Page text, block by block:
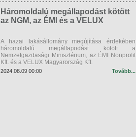
Háromoldalú megállapodást kötött
az NGM, az ÉMI és a VELUX
A hazai lakásállomány megújítása érdekében
háromoldalú megállapodást kötött a
Nemzetgazdasági Minisztérium, az ÉMI Nonprofit
Kft. és a VELUX Magyarország Kft.
2024.08.09 00:00 Tovább...